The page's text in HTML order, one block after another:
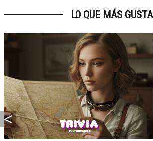
LO QUE MÁS GUSTA